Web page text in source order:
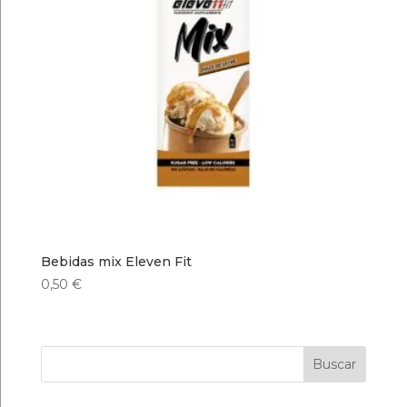
Bebidas mix Eleven Fit
0,50 €
Buscar